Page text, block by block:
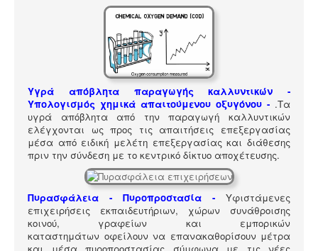
Υγρά απόβλητα παραγωγής καλλυντικών -
Υπολογισμός χημικά απαιτούμενου οξυγόνου - .Τα
υγρά απόβλητα από την παραγωγή καλλυντικών
ελέγχονται ως προς τις απαιτήσεις επεξεργασίας
μέσα από ειδική μελέτη επεξεργασίας και διάθεσης
πριν την σύνδεση με το κεντρικό δίκτυο αποχέτευσης.
Πυρασφάλεια - Πυροπροστασία -
Υφιστάμενες
επιχειρήσεις εκπαιδευτήριων, χώρων συνάθροισης
κοινού, γραφείων και εμπορικών
καταστημάτων οφείλουν να επανακαθορίσουν μέτρα